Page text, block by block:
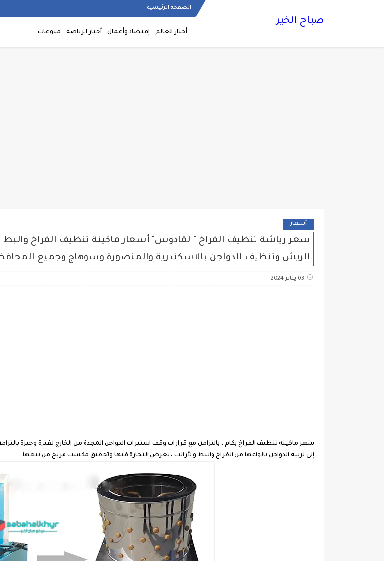
الصفحة الرئيسية
صباح الخير
أخبار العالم إقتصاد وأعمال أخبار الرياضة منوعات
أسعار
الريش وتنظيف الدواجن بالاسكندرية والمنصورة وسوهاج وجميع
03 يناير 2024
سعر ماكينه تنظيف الفراخ بكام ، بالتزامن مع قرارات وقف استيرات الدواجن المجدة من الخارج لفترة وجيزة
إلى تربية الدواجن بانواعها من الفراخ والبط والأرانب ، بغرض التجارة فيها وتحقيق مكسب مربح من بيعها .